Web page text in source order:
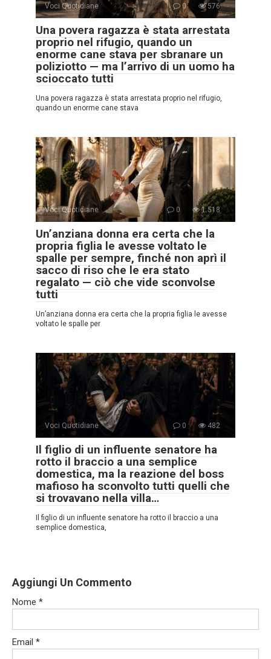
Voci Quotidiane 0 576
Una povera ragazza è stata arrestata
proprio nel rifugio, quando un
enorme cane stava per sbranare un
poliziotto — ma l’arrivo di un uomo ha
scioccato tutti
Una povera ragazza è stata arrestata proprio nel rifugio,
quando un enorme cane stava
Voci Quotidiane 0 1.518
Un’anziana donna era certa che la
propria figlia le avesse voltato le
spalle per sempre, finché non aprì il
sacco di riso che le era stato
regalato — ciò che vide sconvolse
tutti
Un’anziana donna era certa che la propria figlia le avesse
voltato le spalle per
Voci Quotidiane 0 482
Il figlio di un influente senatore ha
rotto il braccio a una semplice
domestica, ma la reazione del boss
mafioso ha sconvolto tutti quelli che
si trovavano nella villa…
Il figlio di un influente senatore ha rotto il braccio a una
semplice domestica,
Aggiungi Un Commento
Nome *
Email *